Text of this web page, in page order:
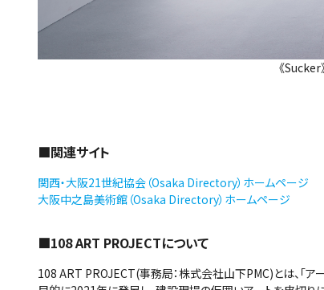
《
■関連サイト
関西・大阪21世紀協会（Osaka Directory）ホームページ
大阪中之島美術館（Osaka Directory）ホームページ
■108 ART PROJECTについて
108 ART PROJECT(事務局：株式会社山下PMC)とは、「ア